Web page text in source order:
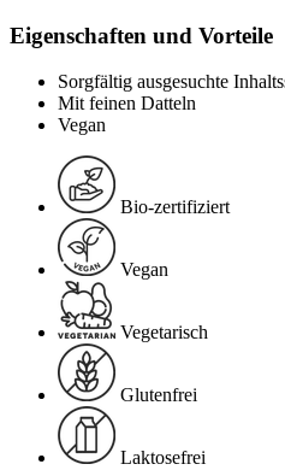
Eigenschaften und Vorteile
Sorgfältig ausgesuchte
Mit feinen Datteln
Vegan
Bio-zertifiziert
Vegan
Vegetarisch
Glutenfrei
Laktosefrei